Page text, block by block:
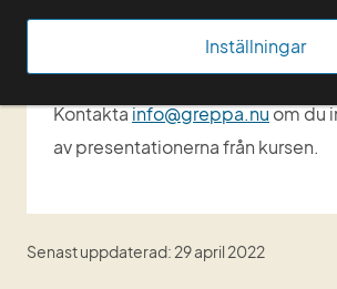
Inställningar
28 april
Kontakta info@greppa.nu om du
av presentationerna från kursen.
Senast uppdaterad: 29 april 2022